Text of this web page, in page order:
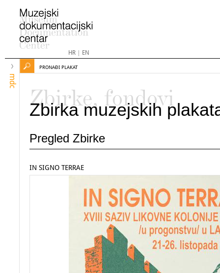
HR| EN
mdc
PRONAĐI PLAKAT
Zbirke, fondovi
Zbirka muzejskih
Pregled Zbirke
IN SIGNO TERRAE